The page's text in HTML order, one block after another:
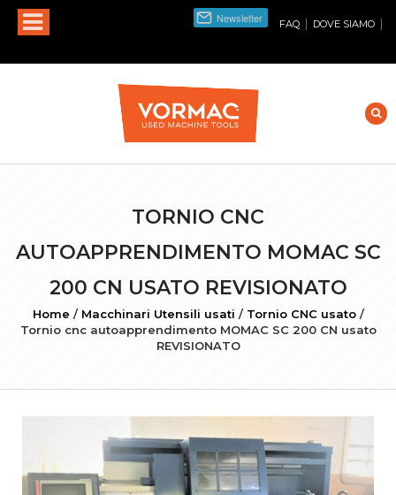
FAQ | DOVE SIAMO |
TORNIO CNC
AUTOAPPRENDIMENTO MOMAC SC
200 CN USATO REVISIONATO
Home / Macchinari Utensili usati / Tornio CNC usato /
Tornio cnc autoapprendimento MOMAC SC 200 CN usato
REVISIONATO